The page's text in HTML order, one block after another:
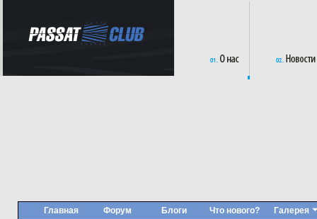
Главная Форум Блоги Что нового? Галерея